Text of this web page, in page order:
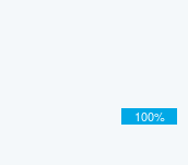
100%